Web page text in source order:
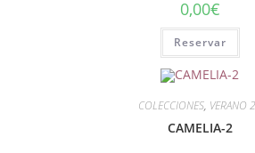
0,00€
Reservar
COLECCIONES, VERANO
CAMELIA-2